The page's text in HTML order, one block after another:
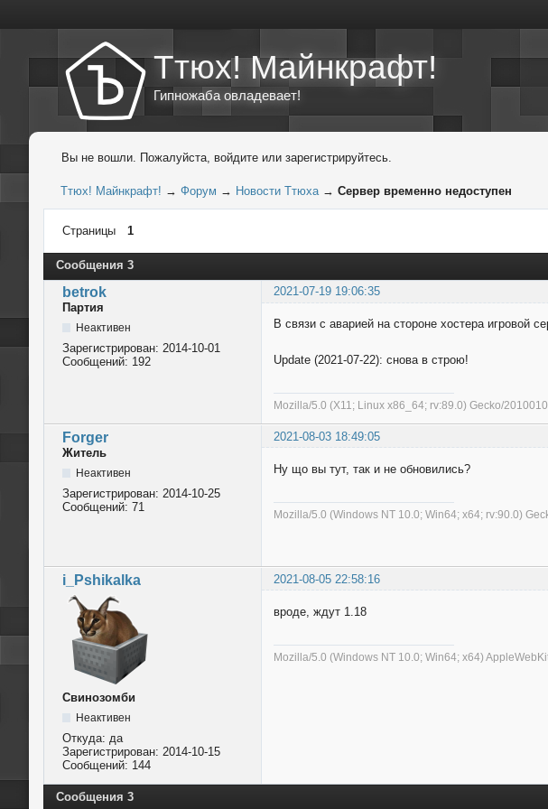
Ттюх! Майнкрафт!
Гипножаба овладевает!
Вы не вошли. Пожалуйста, войдите или зарегистрируйтесь.
Ттюх! Майнкрафт! → Форум → Новости Ттюха → Сервер временно недоступен
Страницы 1
Сообщения 3
betrok
2021-07-19 19:06:35
Партия
Неактивен
Зарегистрирован: 2014-10-01
Сообщений: 192
В связи с аварией на стороне хостера игровой
Update (2021-07-22): снова в строю!
Mozilla/5.0 (X11; Linux x86_64; rv:89.0) Gecko/
Forger
2021-08-03 18:49:05
Житель
Неактивен
Зарегистрирован: 2014-10-25
Сообщений: 71
Ну що вы тут, так и не обновились?
Mozilla/5.0 (Windows NT 10.0; Win64; x64; rv:90.0)
i_Pshikalka 2021-08-05 22:58:16
Свинозомби
Неактивен
Откуда: да
Зарегистрирован: 2014-10-15
Сообщений: 144
вроде, ждут 1.18
Mozilla/5.0 (Windows NT 10.0; Win64; x64)
Сообщения 3